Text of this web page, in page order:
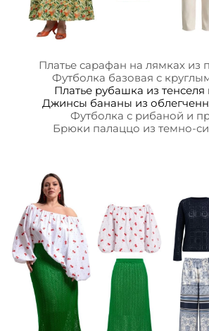
Платье сарафан на лямках из
Футболка базовая с
Платье рубашка из тенселя
Джинсы бананы из
Футболка с рибаной и
Брюки палаццо из темно-